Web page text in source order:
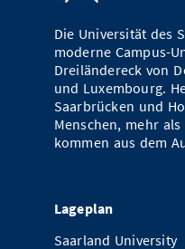
Die Universität des
moderne Campus-
Dreiländereck von
und Luxembourg.
Saarbrücken und
Menschen, mehr
kommen aus dem
Lageplan
Saarland University